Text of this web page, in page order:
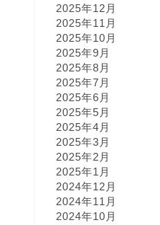
2025年12月
2025年11月
2025年10月
2025年9月
2025年8月
2025年7月
2025年6月
2025年5月
2025年4月
2025年3月
2025年2月
2025年1月
2024年12月
2024年11月
2024年10月